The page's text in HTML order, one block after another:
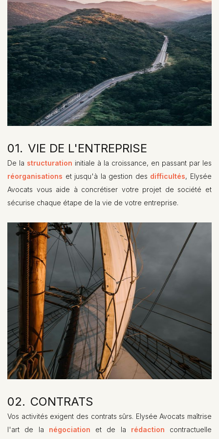
01.
01.
VIE DE L'ENTREPRISE
HEADING
De la structuration initiale à la croissance, en passant par les
réorganisations et jusqu'à la gestion des difficultés, Elysée
Avocats vous aide à concrétiser votre projet de société et
sécurise chaque étape de la vie de votre entreprise.
02.
01.
CONTRATS
HEADING
Vos activités exigent des contrats sûrs. Elysée Avocats maîtrise
l'art de la négociation et de la rédaction contractuelle